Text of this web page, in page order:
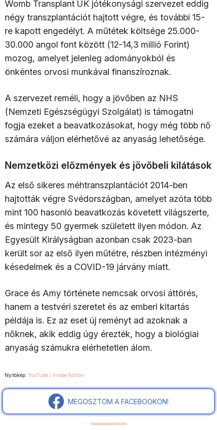
Womb Transplant UK jótékonysági szervezet eddig
négy transzplantációt hajtott végre, és további 15-
re kapott engedélyt. A műtétek költsége 25.000-
30.000 angol font között (12-14,3 millió Forint)
mozog, amelyet jelenleg adományokból és
önkéntes orvosi munkával finanszíroznak.​
A szervezet reméli, hogy a jövőben az NHS
(Nemzeti Egészségügyi Szolgálat) is támogatni
fogja ezeket a beavatkozásokat, hogy még több nő
számára váljon elérhetővé az anyaság lehetősége.​
Nemzetközi előzmények és jövőbeli kilátások
Az első sikeres méhtranszplantációt 2014-ben
hajtották végre Svédországban, amelyet azóta több
mint 100 hasonló beavatkozás követett világszerte,
és mintegy 50 gyermek született ilyen módon. Az
Egyesült Királyságban azonban csak 2023-ban
került sor az első ilyen műtétre, részben intézményi
késedelmek és a COVID-19 járvány miatt.​
Grace és Amy története nemcsak orvosi áttörés,
hanem a testvéri szeretet és az emberi kitartás
példája is. Ez az eset új reményt ad azoknak a
nőknek, akik eddig úgy érezték, hogy a biológiai
anyaság számukra elérhetetlen álom.​
Nyitókép: YouTube / Inside Edition
MEGOSZTOM A FACEBOOKON!